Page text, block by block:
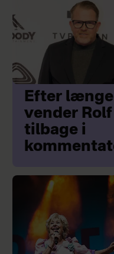
Efter
vender
tilbage i